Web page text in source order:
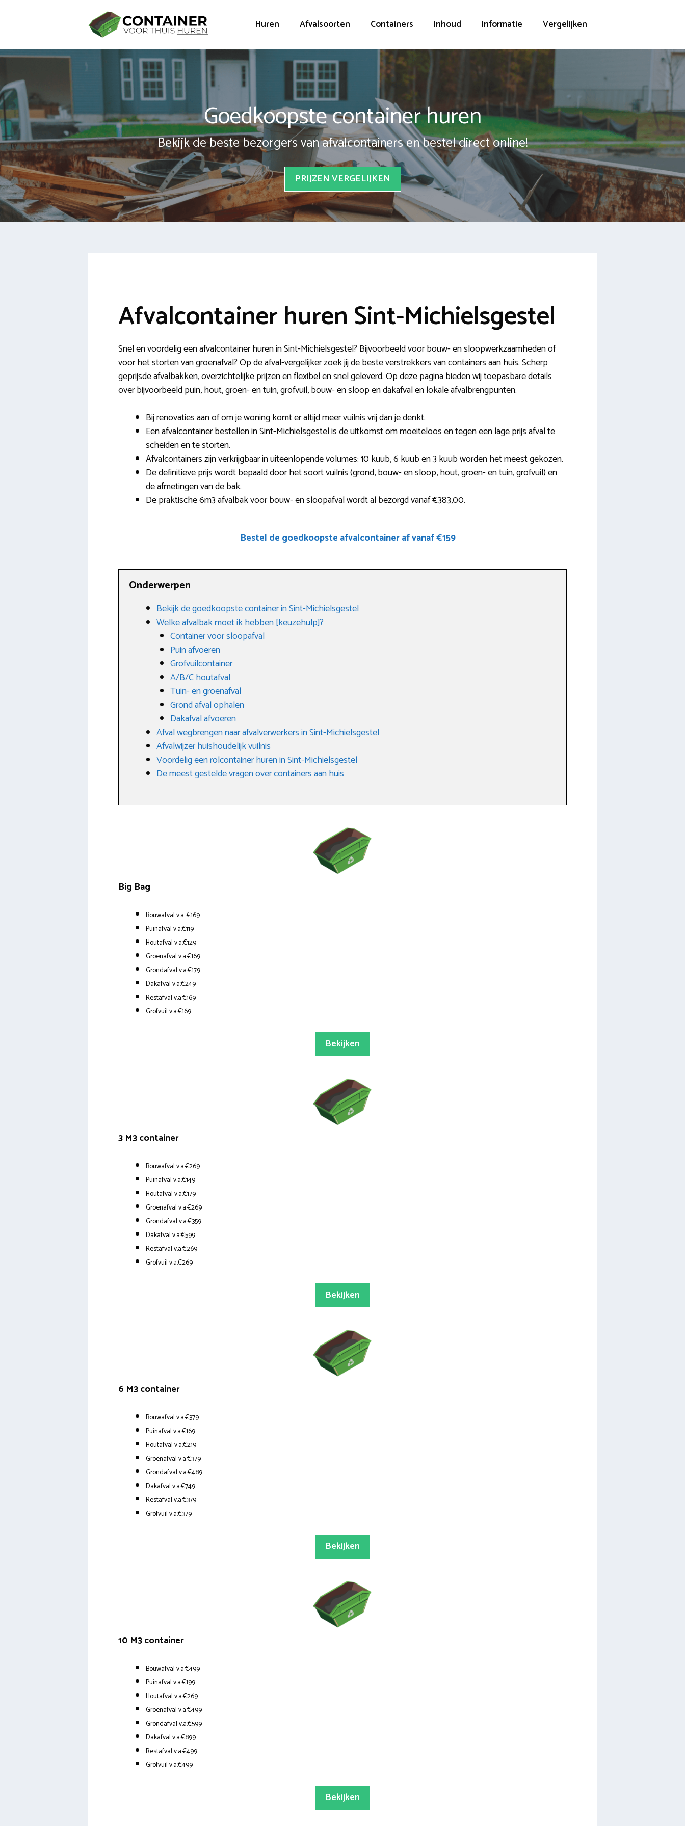
Huren Afvalsoorten Containers Inhoud Informatie Vergelijken
Goedkoopste container huren
Bekijk de beste bezorgers van afvalcontainers en bestel direct online!
PRIJZEN VERGELIJKEN
Afvalcontainer huren Sint-Michielsgestel
Snel en voordelig een afvalcontainer huren in Sint-Michielsgestel? Bijvoorbeeld voor bouw- en sloopwerkzaamheden of
voor het storten van groenafval? Op de afval-vergelijker zoek jij de beste verstrekkers van containers aan huis. Scherp
geprijsde afvalbakken, overzichtelijke prijzen en flexibel en snel geleverd. Op deze pagina bieden wij toepasbare details
over bijvoorbeeld puin, hout, groen- en tuin, grofvuil, bouw- en sloop en dakafval en lokale afvalbrengpunten.
Bij renovaties aan of om je woning komt er altijd meer vuilnis vrij dan je denkt.
Een afvalcontainer bestellen in Sint-Michielsgestel is de uitkomst om moeiteloos en tegen een lage prijs afval te
scheiden en te storten.
Afvalcontainers zijn verkrijgbaar in uiteenlopende volumes: 10 kuub, 6 kuub en 3 kuub worden het meest gekozen.
De definitieve prijs wordt bepaald door het soort vuilnis (grond, bouw- en sloop, hout, groen- en tuin, grofvuil) en
de afmetingen van de bak.
De praktische 6m3 afvalbak voor bouw- en sloopafval wordt al bezorgd vanaf €383,00.
Bestel de goedkoopste afvalcontainer af vanaf €159
Onderwerpen
Bekijk de goedkoopste container in Sint-Michielsgestel
Welke afvalbak moet ik hebben [keuzehulp]?
Container voor sloopafval
Puin afvoeren
Grofvuilcontainer
A/B/C houtafval
Tuin- en groenafval
Grond afval ophalen
Dakafval afvoeren
Afval wegbrengen naar afvalverwerkers in Sint-Michielsgestel
Afvalwijzer huishoudelijk vuilnis
Voordelig een rolcontainer huren in Sint-Michielsgestel
De meest gestelde vragen over containers aan huis
Big Bag
Bouwafval v.a. €169
Puinafval v.a.€119
Houtafval v.a.€129
Groenafval v.a.€169
Grondafval v.a.€179
Dakafval v.a.€249
Restafval v.a.€169
Grofvuil v.a.€169
Bekijken
3 M3 container
Bouwafval v.a.€269
Puinafval v.a.€149
Houtafval v.a.€179
Groenafval v.a.€269
Grondafval v.a.€359
Dakafval v.a.€599
Restafval v.a.€269
Grofvuil v.a.€269
Bekijken
6 M3 container
Bouwafval v.a.€379
Puinafval v.a.€169
Houtafval v.a.€219
Groenafval v.a.€379
Grondafval v.a.€489
Dakafval v.a.€749
Restafval v.a.€379
Grofvuil v.a.€379
Bekijken
10 M3 container
Bouwafval v.a.€499
Puinafval v.a.€199
Houtafval v.a.€269
Groenafval v.a.€499
Grondafval v.a.€599
Dakafval v.a.€899
Restafval v.a.€499
Grofvuil v.a.€499
Bekijken